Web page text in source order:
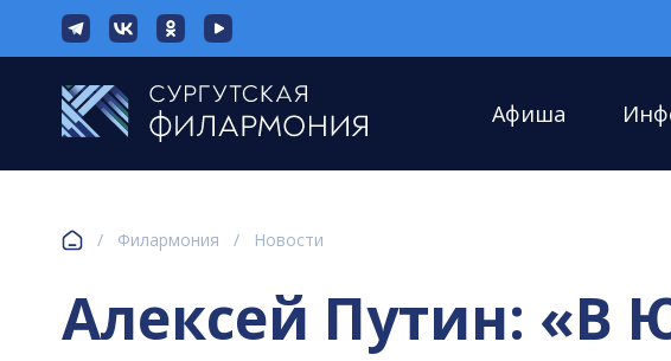
Афиша
/ Филармония / Новости
Алексей Путин: «В